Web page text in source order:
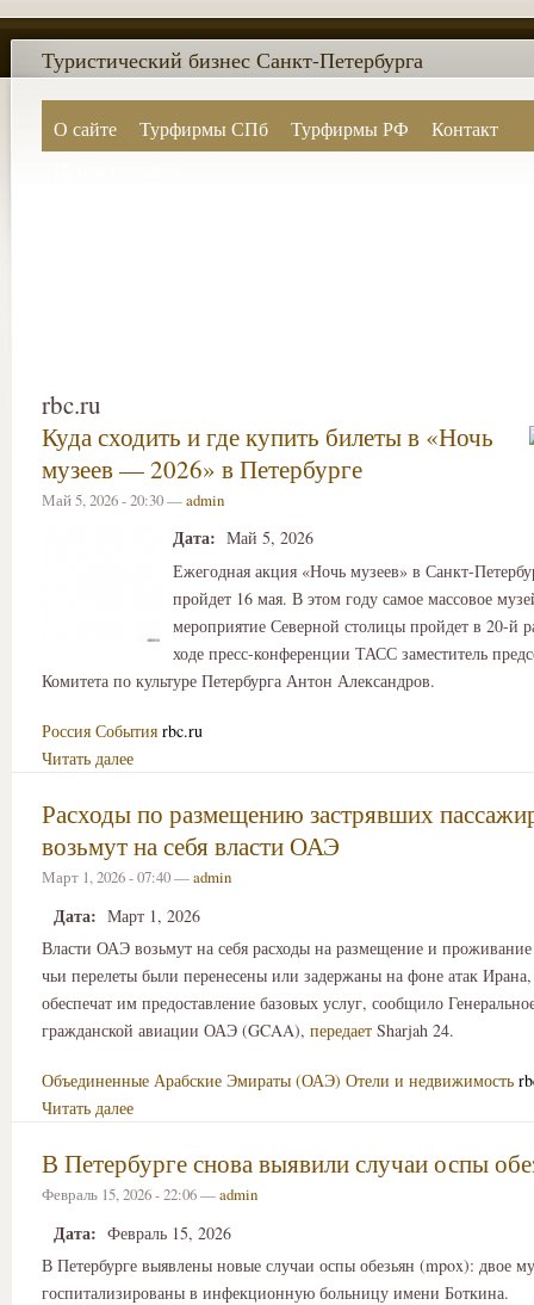
О сайте Турфирмы СПб Турфирмы РФ
Контакт
Туристический бизнес Санкт-Петербурга
rbc.ru
Куда сходить и где купить билеты в «Ночь
музеев — 2026» в Петербурге
Май 5, 2026 - 20:30 —admin
Дата: Май 5, 2026
Ежегодная акция «Ночь музеев» в Санкт-
пройдет 16 мая. В этом году самое массовое
мероприятие Северной столицы пройдет в 20-й
ходе пресс-конференции ТАСС заместитель
Комитета по культуре Петербурга Антон Александров.
Россия События rbc.ru
Читать далее
Расходы по размещению застрявших
возьмут на себя власти ОАЭ
Март 1, 2026 - 07:40 —admin
Дата: Март 1, 2026
Власти ОАЭ возьмут на себя расходы на размещение и
чьи перелеты были перенесены или задержаны на фоне атак
обеспечат им предоставление базовых услуг, сообщило
гражданской авиации ОАЭ (GCAA), передает Sharjah 24.
Объединенные Арабские Эмираты (ОАЭ) Отели и недвижимость
Читать далее
В Петербурге снова выявили случаи оспы
Февраль 15, 2026 - 22:06 —admin
Дата: Февраль 15, 2026
В Петербурге выявлены новые случаи оспы обезьян (mpox): двое
госпитализированы в инфекционную больницу имени Боткина.